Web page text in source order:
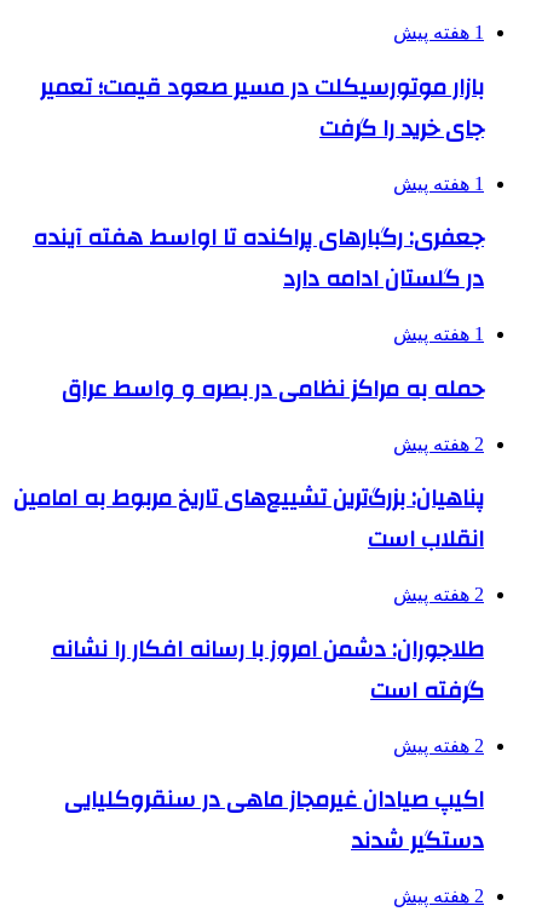
1 هفته پیش
بازار موتورسیکلت در مسیر صعود قیمت؛ تعمیر
جای خرید را گرفت
1 هفته پیش
جعفری: رگبارهای پراکنده تا اواسط هفته آینده
در گلستان ادامه دارد
1 هفته پیش
حمله به مراکز نظامی در بصره و واسط عراق
2 هفته پیش
پناهیان: بزرگ‌ترین تشییع‌های تاریخ مربوط به امامین
انقلاب است
2 هفته پیش
طلاجوران: دشمن امروز با رسانه افکار را نشانه
گرفته است
2 هفته پیش
اکیپ صیادان غیرمجاز ماهی در سنقروکلیایی
دستگیر شدند
2 هفته پیش